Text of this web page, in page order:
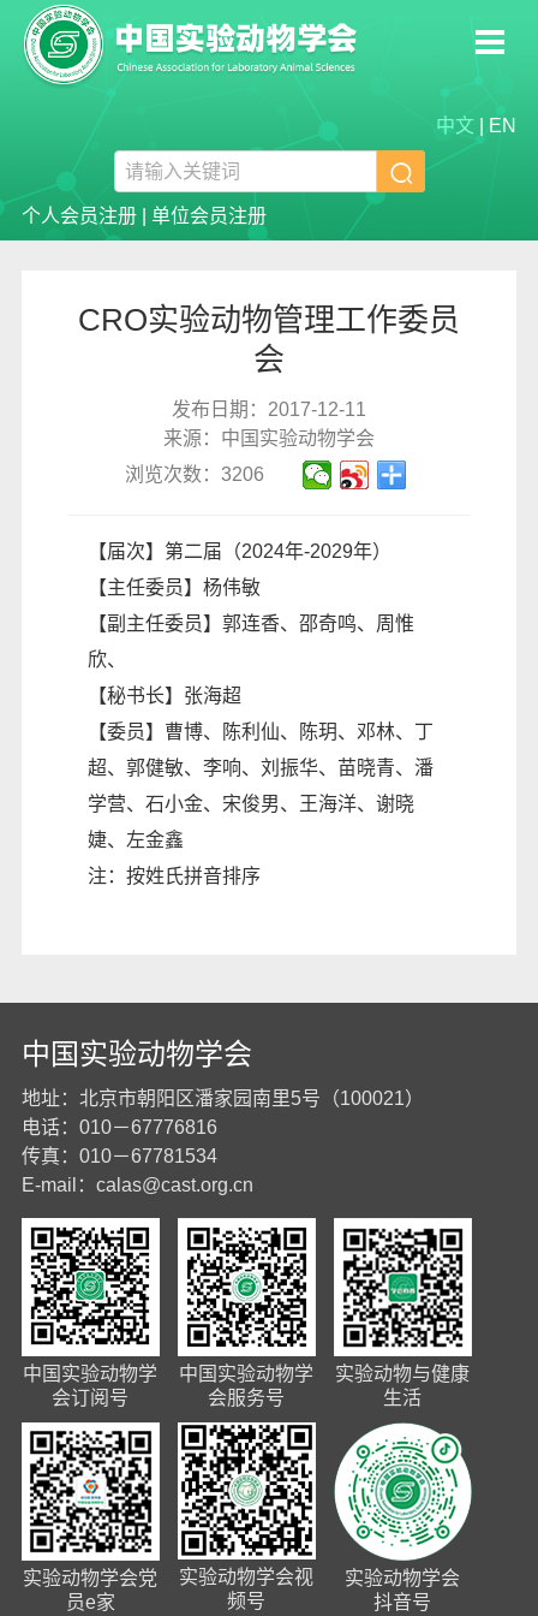
中文 EN

个人会员注册| 单位会员注册
CRO实验动物管理工作委员
会
发布日期：2017-12-11
来源：中国实验动物学会
浏览次数：3206
【届次】第二届（2024年-2029年）
【主任委员】杨伟敏
【副主任委员】郭连香、邵奇鸣、周惟
欣、
【秘书长】张海超
【委员】曹博、陈利仙、陈玥、邓林、丁
超、郭健敏、李响、刘振华、苗晓青、潘
学营、石小金、宋俊男、王海洋、谢晓
婕、左金鑫
注：按姓氏拼音排序
中国实验动物学会
地址：北京市朝阳区潘家园南里5号（100021）
电话：010－67776816
传真：010－67781534
E-mail： calas@cast.org.cn
中国实验动物学
会订阅号
中国实验动物学
会服务号
实验动物与健康
生活
实验动物学会党
员e家
实验动物学会视
频号
实验动物学会
抖音号